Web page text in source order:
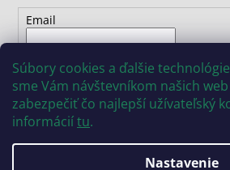
Súbory cookies a ďalšie
sme Vám návštevníkom našich
zabezpečiť čo najlepší užívateľský
informáciítu.
Nastavenie
Email
osobných údajov
PRIHLÁSIŤ SA